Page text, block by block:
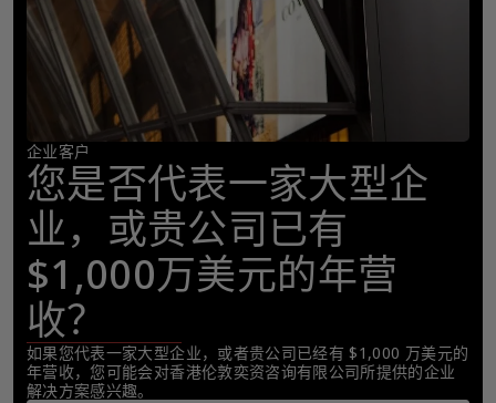
企业客户
您是否代表一家大型企
业，或贵公司已有
$1,000万美元的年营
收？
如果您代表一家大型企业，或者贵公司已经有 $1,000 万美元的
年营收，您可能会对香港伦敦奕资咨询有限公司所提供的企业
解决方案感兴趣。